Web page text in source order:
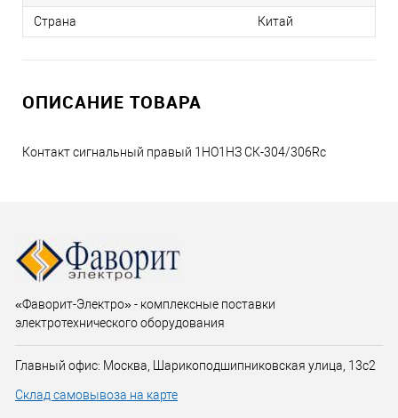
Страна Китай
ОПИСАНИЕ ТОВАРА
Контакт сигнальный правый 1НО1НЗ СК-304/306Rc
«Фаворит-Электро» - комплексные поставки
электротехнического оборудования
Главный офис: Москва, Шарикоподшипниковская улица, 13с2
Склад самовывоза на карте